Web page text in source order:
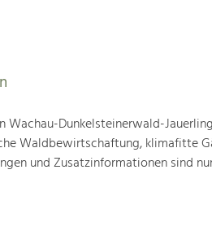
Wachau-Dunkelsteinerwald-
Waldbewirtschaftung, klimafitte
und Zusatzinformationen sind